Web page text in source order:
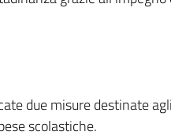
due misure destinate
scolastiche.